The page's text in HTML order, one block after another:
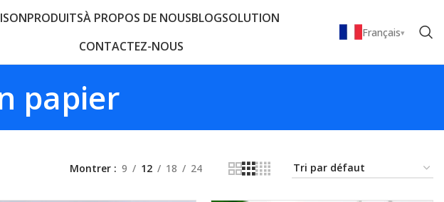
PRODUITSÀ PROPOS DE NOUSBLOGSOLUTION
CONTACTEZ-NOUS
Français
papier
Montrer 9 12 18 24